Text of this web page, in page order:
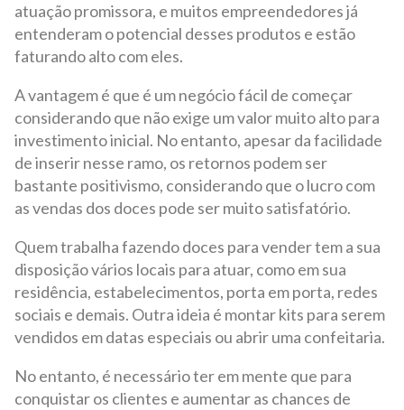
atuação promissora, e muitos empreendedores já
entenderam o potencial desses produtos e estão
faturando alto com eles.
A vantagem é que é um negócio fácil de começar
considerando que não exige um valor muito alto para
investimento inicial. No entanto, apesar da facilidade
de inserir nesse ramo, os retornos podem ser
bastante positivismo, considerando que o lucro com
as vendas dos doces pode ser muito satisfatório.
Quem trabalha fazendo doces para vender tem a sua
disposição vários locais para atuar, como em sua
residência, estabelecimentos, porta em porta, redes
sociais e demais. Outra ideia é montar kits para serem
vendidos em datas especiais ou abrir uma confeitaria.
No entanto, é necessário ter em mente que para
conquistar os clientes e aumentar as chances de